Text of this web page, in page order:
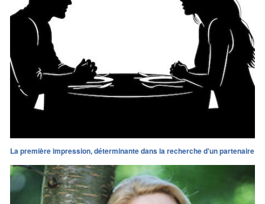
La première impression, déterminante dans la recherche d'un partenaire